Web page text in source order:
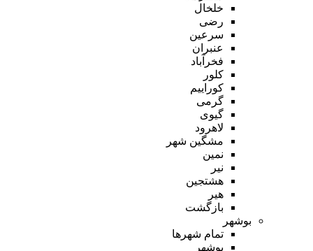
خلخال
رضی
سرعین
عنبران
فخرآباد
کلور
کوراییم
گرمی
گیوی
لاهرود
مشگین شهر
نمین
نیر
هشتجین
هیر
بازگشت
بوشهر
تمام شهر‌ها
بوشهر